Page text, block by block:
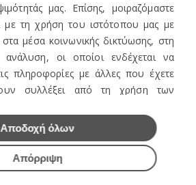
καταστήματος ενδυμάτων
Ανδρική Ενδυση
Ένδυση
Υποδήματα
Γυναικεία
Αξεσουάρ Ανδρικά
Γυναικεία
μας. Επίσης, μοιραζόμαστε
με τη χρήση του ιστότοπου μας με
μέσα κοινωνικής δικτύωσης, στη
ανάλυση, οι οποίοι ενδέχεται να
πληροφορίες με άλλες που έχετε
συλλέξει από τη χρήση των
Απόρριψη
Αποδοχή όλων